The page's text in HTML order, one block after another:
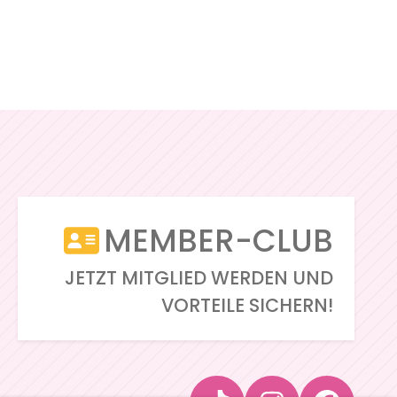
MEMBER-CLUB
JETZT MITGLIED WERDEN UND
VORTEILE SICHERN!